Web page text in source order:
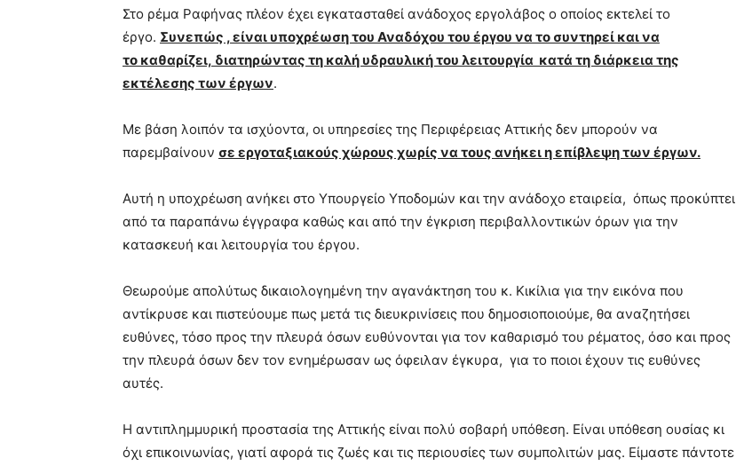
Στο ρέμα Ραφήνας πλέον έχει εγκατασταθεί ανάδοχος εργολάβος ο οποίος εκτελεί το
έργο. Συνεπώς , είναι υποχρέωση του Αναδόχου του έργου να το συντηρεί και να
το καθαρίζει, διατηρώντας τη καλή υδραυλική του λειτουργία κατά τη διάρκεια της
εκτέλεσης των έργων.
Με βάση λοιπόν τα ισχύοντα, οι υπηρεσίες της Περιφέρειας Αττικής δεν μπορούν να
παρεμβαίνουν σε εργοταξιακούς χώρους χωρίς να τους ανήκει η επίβλεψη των έργων.
Αυτή η υποχρέωση ανήκει στο Υπουργείο Υποδομών και την ανάδοχο εταιρεία, όπως προκύπτει
από τα παραπάνω έγγραφα καθώς και από την έγκριση περιβαλλοντικών όρων για την
κατασκευή και λειτουργία του έργου.
Θεωρούμε απολύτως δικαιολογημένη την αγανάκτηση του κ. Κικίλια για την εικόνα που
αντίκρυσε και πιστεύουμε πως μετά τις διευκρινίσεις που δημοσιοποιούμε, θα αναζητήσει
ευθύνες, τόσο προς την πλευρά όσων ευθύνονται για τον καθαρισμό του ρέματος, όσο και προς
την πλευρά όσων δεν τον ενημέρωσαν ως όφειλαν έγκυρα, για το ποιοι έχουν τις ευθύνες
αυτές.
Η αντιπλημμυρική προστασία της Αττικής είναι πολύ σοβαρή υπόθεση. Είναι υπόθεση ουσίας κι
όχι επικοινωνίας, γιατί αφορά τις ζωές και τις περιουσίες των συμπολιτών μας. Είμαστε πάντοτε